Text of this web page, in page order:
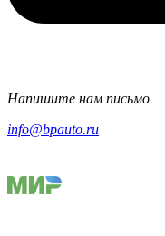
Напишите нам письмо
info@bpauto.ru